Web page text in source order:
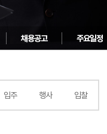
채용공고 주요일정
입주 행사 입찰